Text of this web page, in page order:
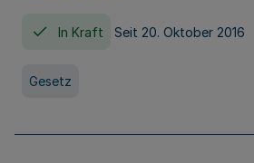
In Kraft Seit 20. Oktober 2016
Gesetz